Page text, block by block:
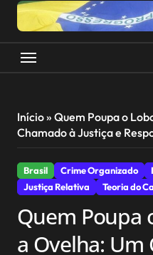
Início» Quem Poupa o
Chamado à Justiça e
Brasil Crime Organizado
Justiça Relativa
Teoria do
Quem Poupa
a Ovelha: Um